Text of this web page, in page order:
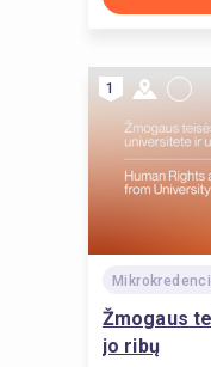
1
Žmogaus
jo ribų